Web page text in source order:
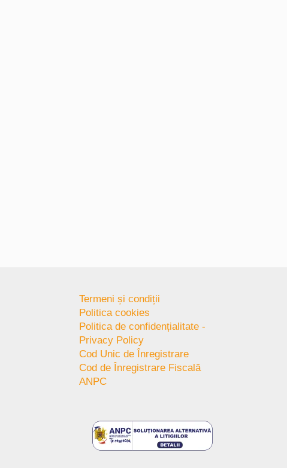
Termeni și condiții
Politica cookies
Politica de confidențialitate -
Privacy Policy
Cod Unic de Înregistrare
Cod de Înregistrare Fiscală
ANPC